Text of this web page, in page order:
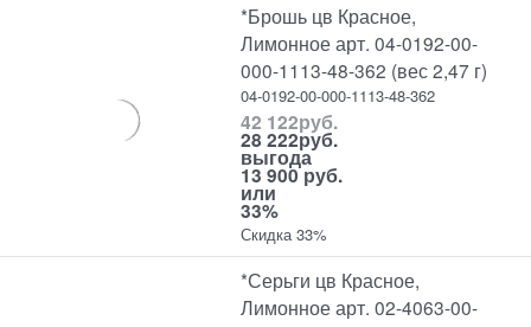
*Брошь цв Красное,
Лимонное арт. 04-0192-00-
000-1113-48-362 (вес 2,47 г)
04-0192-00-000-1113-48-362
42 122руб.
28 222руб.
выгода
13 900 руб.
или
33%
Скидка 33%
*Серьги цв Красное,
Лимонное арт. 02-4063-00-